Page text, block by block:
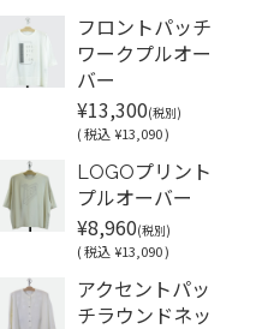
フロントパッチ
ワークプルオー
バー
¥13,300(税別)
(税込 ¥13,090 )
LOGOプリント
プルオーバー
¥8,960(税別)
(税込 ¥13,090 )
アクセントパッ
チラウンドネッ